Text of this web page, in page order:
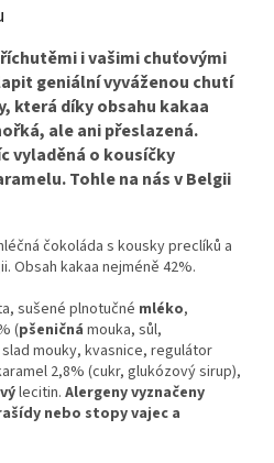
i vašimi chuťovými
geniální vyváženou chutí
která díky obsahu kakaa
ale ani přeslazená.
vyladěná o kousíčky
Tohle na nás v Belgii
čokoláda s kousky preclíků a
Obsah kakaa nejméně 42%.
sušené plnotučné mléko,
(pšeničná mouka, sůl,
slad mouky, kvasnice, regulátor
2,8% (cukr, glukózový sirup),
lecitin. Alergeny vyznačeny
nebo stopy vajec a